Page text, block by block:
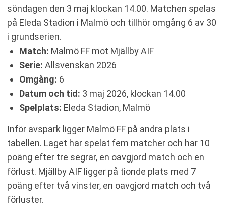
söndagen den 3 maj klockan 14.00. Matchen spelas
på Eleda Stadion i Malmö och tillhör omgång 6 av 30
i grundserien.
Match: Malmö FF mot Mjällby AIF
Serie: Allsvenskan 2026
Omgång: 6
Datum och tid: 3 maj 2026, klockan 14.00
Spelplats: Eleda Stadion, Malmö
Inför avspark ligger Malmö FF på andra plats i
tabellen. Laget har spelat fem matcher och har 10
poäng efter tre segrar, en oavgjord match och en
förlust. Mjällby AIF ligger på tionde plats med 7
poäng efter två vinster, en oavgjord match och två
förluster.